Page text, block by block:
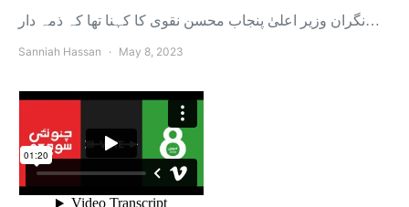
نگران وزیر اعلیٰ پنجاب محسن نقوی کا کہنا تھا کہ ذمہ دار…
Sanniah Hassan May 8, 2023